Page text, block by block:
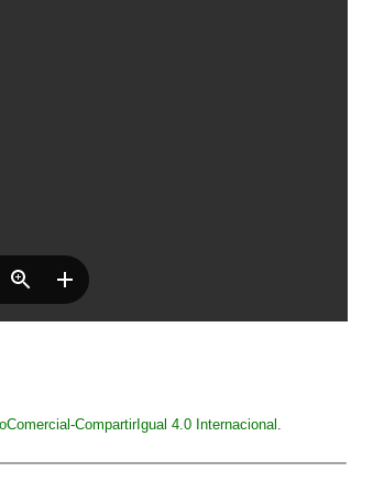
CompartirIgual 4.0 Internacional .